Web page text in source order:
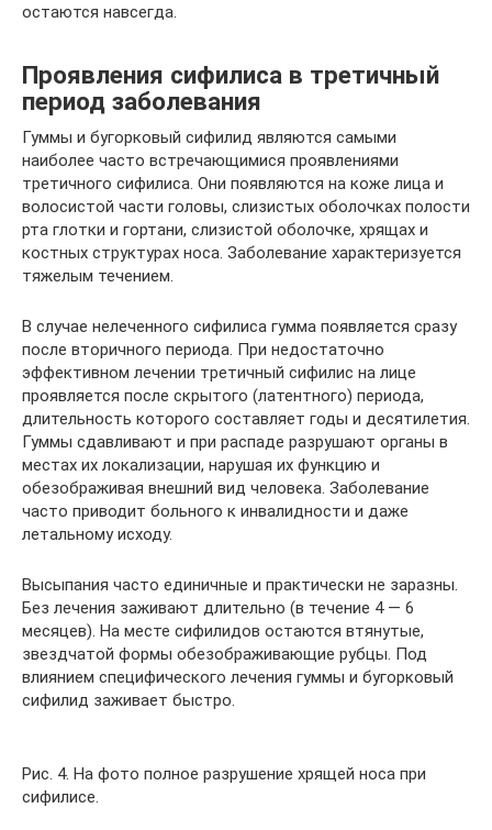
остаются навсегда.
Проявления сифилиса в третичный
период заболевания
Гуммы и бугорковый сифилид являются самыми
наиболее часто встречающимися проявлениями
третичного сифилиса. Они появляются на коже лица и
волосистой части головы, слизистых оболочках полости
рта глотки и гортани, слизистой оболочке, хрящах и
костных структурах носа. Заболевание характеризуется
тяжелым течением.
В случае нелеченного сифилиса гумма появляется сразу
после вторичного периода. При недостаточно
эффективном лечении третичный сифилис на лице
проявляется после скрытого (латентного) периода,
длительность которого составляет годы и десятилетия.
Гуммы сдавливают и при распаде разрушают органы в
местах их локализации, нарушая их функцию и
обезображивая внешний вид человека. Заболевание
часто приводит больного к инвалидности и даже
летальному исходу.
Высыпания часто единичные и практически не заразны.
Без лечения заживают длительно (в течение 4 — 6
месяцев). На месте сифилидов остаются втянутые,
звездчатой формы обезображивающие рубцы. Под
влиянием специфического лечения гуммы и бугорковый
сифилид заживает быстро.
Рис. 4. На фото полное разрушение хрящей носа при
сифилисе.